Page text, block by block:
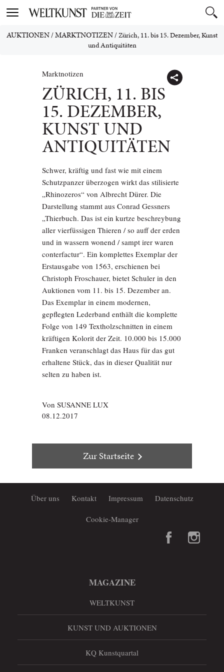
Toggle
AUKTIONEN/MARKTNOTIZEN/Zürich, 11. bis 15. Dezember, Kunst
und Antiquitäten
Marktnotizen
ZÜRICH, 11. BIS
15. DEZEMBER,
KUNST UND
ANTIQUITÄTEN
Schwer, kräftig und fast wie mit einem
Schutzpanzer überzogen wirkt das stilisierte
„Rhinozeros“ von Albrecht Dürer. Die
Darstellung stammt aus Conrad Gessners
„Thierbuch. Das ist ein kurtze beschreybung
aller vierfüssigen Thieren / so auff der erden
und in wassern wonend / sampt irer waren
conterfactur“. Ein komplettes Exemplar der
Erstausgabe von 1563, erschienen bei
Christoph Froschauer, bietet Schuler in den
Auktionen vom 11. bis 15. Dezember an.
Das Exemplar in einem modernen,
gepflegten Lederband enthält die komplette
Folge von 149 Textholzschnitten in einem
kräftigen Kolorit der Zeit. 10.000 bis 15.000
Franken veranschlagt das Haus für das gut
erhaltene Stück, das in dieser Qualität nur
selten zu haben ist.
Von SUSANNE LUX
08.12.2017
Zur Startseite
Über uns Kontakt Impressum Datenschutz
Cookie-Manager
MAGAZINE
WELTKUNST
KUNST UND AUKTIONEN
KQ Kunstquartal